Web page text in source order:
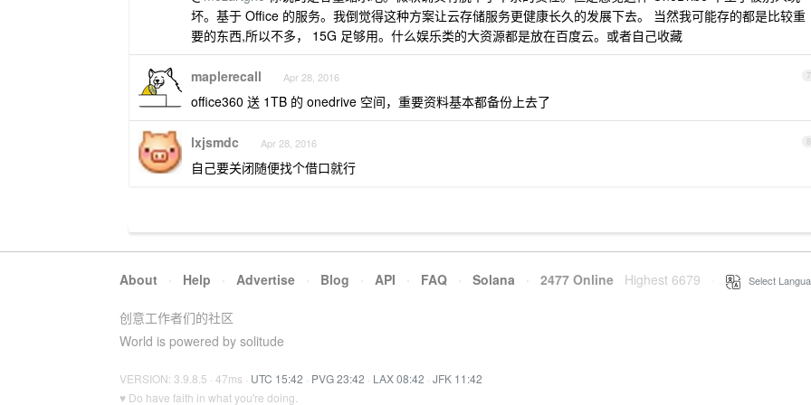
坏。基于 Office 的服务。我倒觉得这种方案让云存储服务更健康长久的发展下去。 当然我可能存的都是比较重
要的东西,所以不多， 15G 足够用。什么娱乐类的大资源都是放在百度云。或者自己收藏
7
maplerecall Apr 28, 2016
office360 送 1TB 的 onedrive 空间，重要资料基本都备份上去了
8
lxjsmdc Apr 28, 2016
自己要关闭随便找个借口就行
About · Help · Advertise · Blog · API · FAQ · Solana · 2477 Online Highest 6679 Select
创意工作者们的社区
World is powered by solitude
VERSION: 3.9.8.5 · 47ms · UTC 15:42 · PVG 23:42 · LAX 08:42 · JFK 11:42
♥ Do have faith in what you're doing.